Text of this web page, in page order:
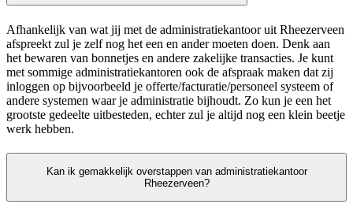
Afhankelijk van wat jij met de administratiekantoor uit Rheezerveen
afspreekt zul je zelf nog het een en ander moeten doen. Denk aan
het bewaren van bonnetjes en andere zakelijke transacties. Je kunt
met sommige administratiekantoren ook de afspraak maken dat zij
inloggen op bijvoorbeeld je offerte/facturatie/personeel systeem of
andere systemen waar je administratie bijhoudt. Zo kun je een het
grootste gedeelte uitbesteden, echter zul je altijd nog een klein beetje
werk hebben.
Kan ik gemakkelijk overstappen van administratiekantoor
Rheezerveen?